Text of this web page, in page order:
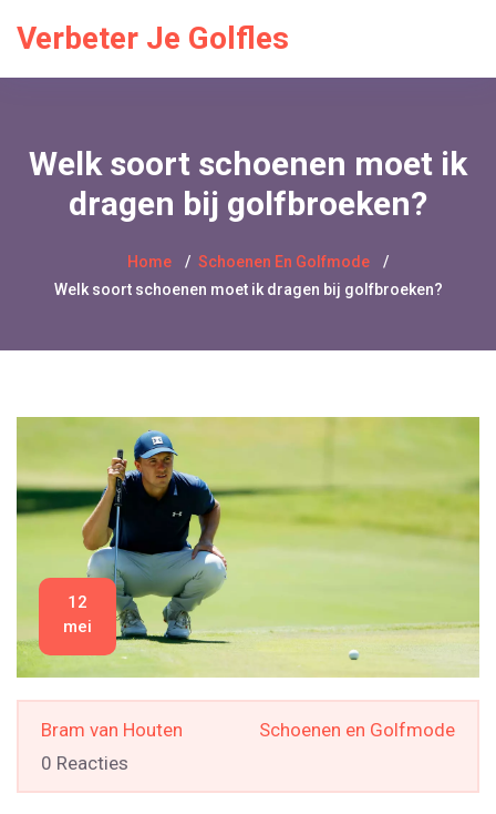
Verbeter Je Golfles
Welk soort schoenen moet ik
dragen bij golfbroeken?
Home
Schoenen En Golfmode
Welk soort schoenen moet ik dragen bij golfbroeken?
12
mei
Bram van Houten
Schoenen en Golfmode
0 Reacties